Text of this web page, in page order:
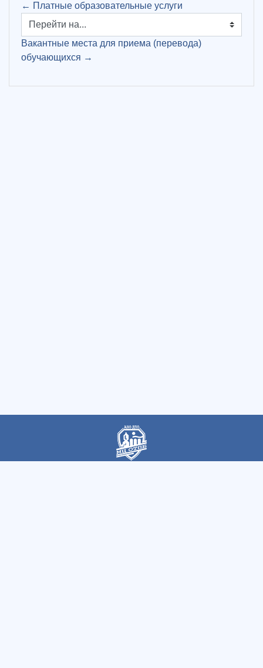
← Платные образовательные услуги
Перейти на...
Вакантные места для приема (перевода)
обучающихся →